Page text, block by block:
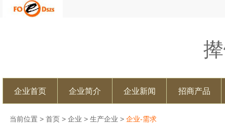
企业首页 企业简介 企业新闻 招商产品
当前位置 > 首页 > 企业 > 生产企业 > 企业-需求